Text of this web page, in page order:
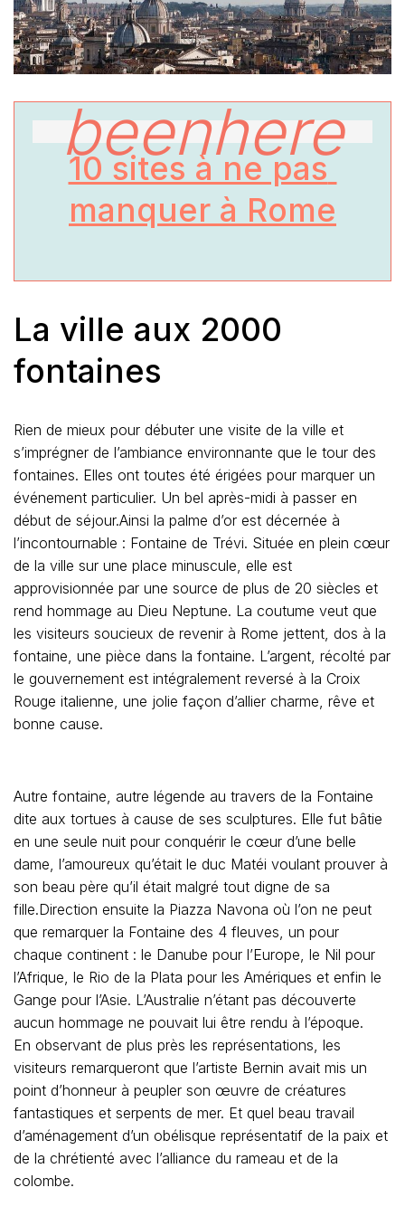
beenhere
10 sites à ne pas
manquer à Rome
La ville aux 2000
fontaines
Rien de mieux pour débuter une visite de la ville et
s’imprégner de l’ambiance environnante que le tour des
fontaines. Elles ont toutes été érigées pour marquer un
événement particulier. Un bel après-midi à passer en
début de séjour.Ainsi la palme d’or est décernée à
l’incontournable : Fontaine de Trévi. Située en plein cœur
de la ville sur une place minuscule, elle est
approvisionnée par une source de plus de 20 siècles et
rend hommage au Dieu Neptune. La coutume veut que
les visiteurs soucieux de revenir à Rome jettent, dos à la
fontaine, une pièce dans la fontaine. L’argent, récolté par
le gouvernement est intégralement reversé à la Croix
Rouge italienne, une jolie façon d’allier charme, rêve et
bonne cause.
Autre fontaine, autre légende au travers de la Fontaine
dite aux tortues à cause de ses sculptures. Elle fut bâtie
en une seule nuit pour conquérir le cœur d’une belle
dame, l’amoureux qu’était le duc Matéi voulant prouver à
son beau père qu’il était malgré tout digne de sa
fille.Direction ensuite la Piazza Navona où l’on ne peut
que remarquer la Fontaine des 4 fleuves, un pour
chaque continent : le Danube pour l’Europe, le Nil pour
l’Afrique, le Rio de la Plata pour les Amériques et enfin le
Gange pour l’Asie. L’Australie n’étant pas découverte
aucun hommage ne pouvait lui être rendu à l’époque.
En observant de plus près les représentations, les
visiteurs remarqueront que l’artiste Bernin avait mis un
point d’honneur à peupler son œuvre de créatures
fantastiques et serpents de mer. Et quel beau travail
d’aménagement d’un obélisque représentatif de la paix et
de la chrétienté avec l’alliance du rameau et de la
colombe.